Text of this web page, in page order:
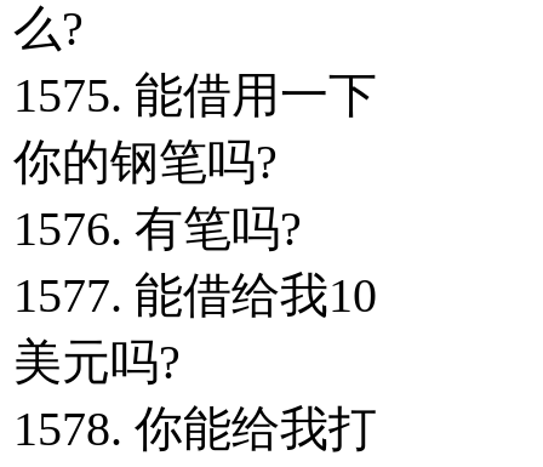
么?
1575. 能借用一下
你的钢笔吗?
1576. 有笔吗?
1577. 能借给我10
美元吗?
1578. 你能给我打